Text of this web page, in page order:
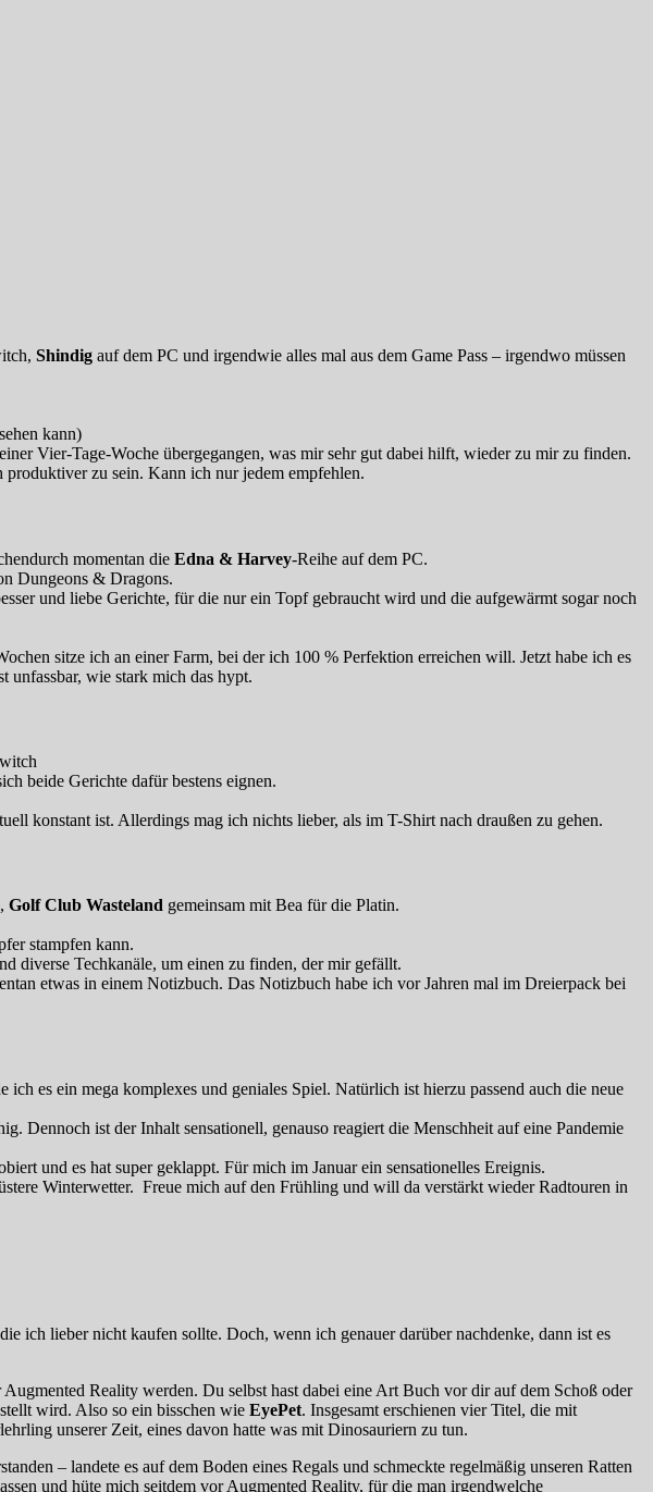
Shindig auf dem PC und irgendwie alles mal aus dem Game Pass – irgendwo müssen
kann)
Vier-Tage-Woche übergegangen, was mir sehr gut dabei hilft, wieder zu mir zu finden.
zu sein. Kann ich nur jedem empfehlen.
momentan die Edna & Harvey-Reihe auf dem PC.
Dungeons & Dragons.
und liebe Gerichte, für die nur ein Topf gebraucht wird und die aufgewärmt sogar noch
sitze ich an einer Farm, bei der ich 100 % Perfektion erreichen will. Jetzt habe ich es
unfassbar, wie stark mich das hypt.
beide Gerichte dafür bestens eignen.
konstant ist. Allerdings mag ich nichts lieber, als im T-Shirt nach draußen zu gehen.
Golf Club Wasteland gemeinsam mit Bea für die Platin.
stampfen kann.
diverse Techkanäle, um einen zu finden, der mir gefällt.
etwas in einem Notizbuch. Das Notizbuch habe ich vor Jahren mal im Dreierpack bei
es ein mega komplexes und geniales Spiel. Natürlich ist hierzu passend auch die neue
Dennoch ist der Inhalt sensationell, genauso reagiert die Menschheit auf eine Pandemie
und es hat super geklappt. Für mich im Januar ein sensationelles Ereignis.
Winterwetter. Freue mich auf den Frühling und will da verstärkt wieder Radtouren in
ich lieber nicht kaufen sollte. Doch, wenn ich genauer darüber nachdenke, dann ist es
Reality werden. Du selbst hast dabei eine Art Buch vor dir auf dem Schoß oder
wird. Also so ein bisschen wie EyePet. Insgesamt erschienen vier Titel, die mit
unserer Zeit, eines davon hatte was mit Dinosauriern zu tun.
– landete es auf dem Boden eines Regals und schmeckte regelmäßig unseren Ratten
und hüte mich seitdem vor Augmented Reality, für die man irgendwelche